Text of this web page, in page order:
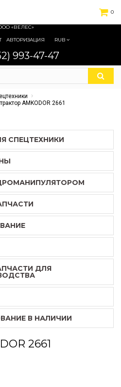
0
АВТОРИЗАЦИЯ RUB
993-47-47
трактор AMKODOR 2661
СПЕЦТЕХНИКИ
ДЛЯ
В НАЛИЧИИ
2661